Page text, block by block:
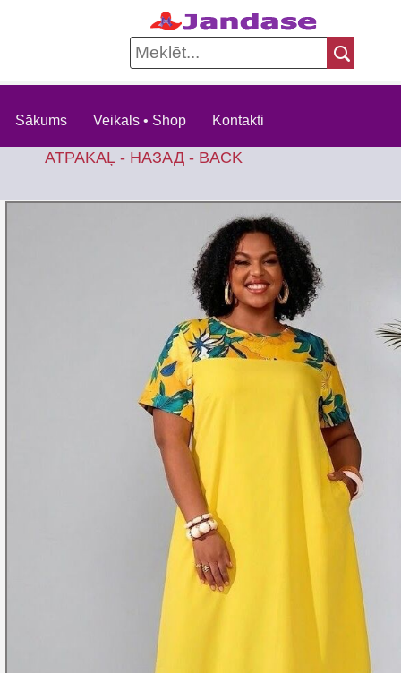
Sākums Veikals • Shop Kontakti
ATPAKAĻ - НАЗАД - BACK